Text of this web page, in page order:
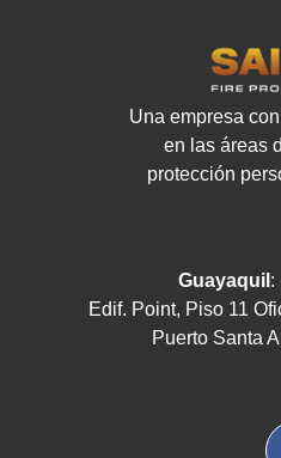
Una empresa
en las áreas
protección
Guayaquil :
Edif. Point, Piso 11
Puerto Santa